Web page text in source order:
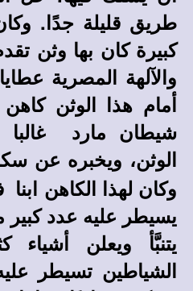
طريق قليلة جدًا.
كبيرة كان بها وثن
والآلهة المصرية
أمام هذا الوثن
شيطان مارد
الوثن، ويخبره عن
وكان لهذا الكاهن
يسيطر عليه عدد
يتنبَّأ ويعلن أشياء
الشياطين تسيطر